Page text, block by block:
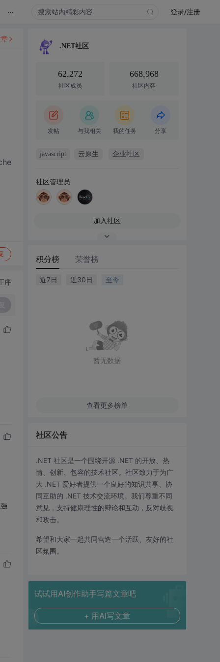
... 登录/注册
序
.NET社区
62,272
社区成员
668,968
社区内容
发帖 与我相关 我的任务 分享
javascript 云原生 企业社区
社区管理员
加入社区
积分榜 荣誉榜
近7日 近30日 至今
暂无数据
查看更多榜单
社区公告
.NET 社区是一个围绕开源 .NET 的开放、热
情、创新、包容的技术社区。社区致力于为广
大 .NET 爱好者提供一个良好的知识共享、协
同互助的 .NET 技术交流环境。我们尊重不同
意见，支持健康理性的辩论和互动，反对歧视
和攻击。
希望和大家一起共同营造一个活跃、友好的社
区氛围。
试试用AI创作助手写篇文章吧
+ 用AI写文章